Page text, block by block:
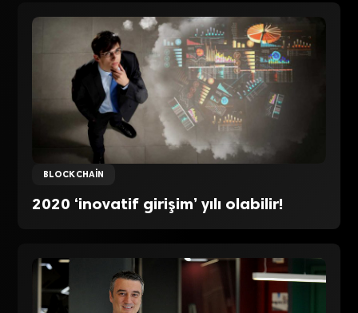
BLOCKCHAIN
2020 ‘inovatif girişim’ yılı olabilir!